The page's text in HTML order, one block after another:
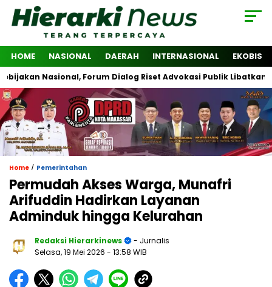
HOME NASIONAL DAERAH INTERNASIONAL EKOBIS
Nasional, Forum Dialog Riset Advokasi Publik Libatkan
Home / Pemerintahan
Permudah Akses Warga, Munafri
Arifuddin Hadirkan Layanan
Adminduk hingga Kelurahan
Redaksi Hierarkinews
- Jurnalis
Selasa, 19 Mei 2026 - 13:58 WIB